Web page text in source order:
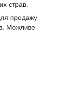
страв.
продажу
Можливе